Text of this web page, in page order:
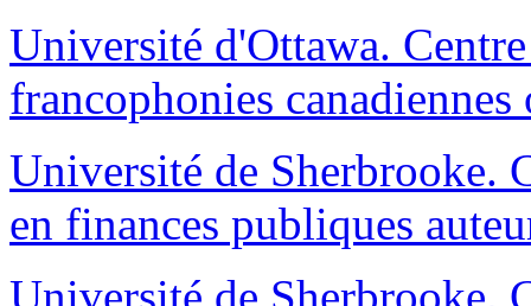
Université d'Ottawa.
francophonies
Université de Sherbrooke.
en finances publiques